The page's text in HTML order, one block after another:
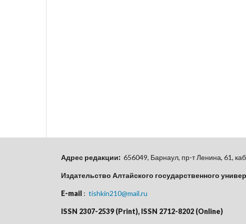
Адрес редакции: 656049, Барнаул, пр-т Ленина, 61,
Издательство Алтайского государственного
E-mail : tishkin210@mail.ru
ISSN 2307-2539 (Print), ISSN 2712-8202 (Online)